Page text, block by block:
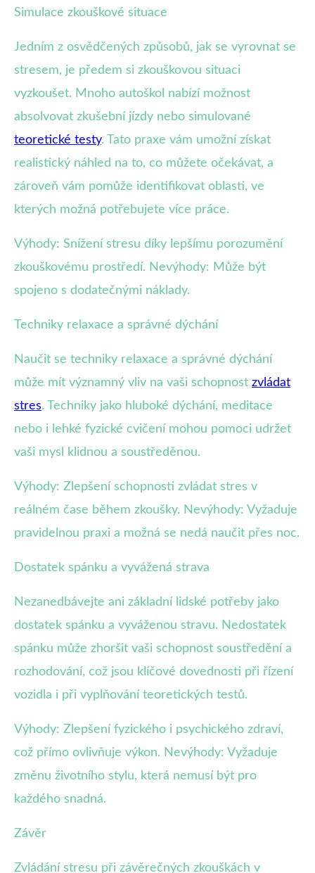
Simulace zkouškové situace
Jedním z osvědčených způsobů, jak se vyrovnat se
stresem, je předem si zkouškovou situaci
vyzkoušet. Mnoho autoškol nabízí možnost
absolvovat zkušební jízdy nebo simulované
teoretické testy. Tato praxe vám umožní získat
realistický náhled na to, co můžete očekávat, a
zároveň vám pomůže identifikovat oblasti, ve
kterých možná potřebujete více práce.
Výhody: Snížení stresu díky lepšímu porozumění
zkouškovému prostředí. Nevýhody: Může být
spojeno s dodatečnými náklady.
Techniky relaxace a správné dýchání
Naučit se techniky relaxace a správné dýchání
může mít významný vliv na vaši schopnost zvládat
stres. Techniky jako hluboké dýchání, meditace
nebo i lehké fyzické cvičení mohou pomoci udržet
vaši mysl klidnou a soustředěnou.
Výhody: Zlepšení schopnosti zvládat stres v
reálném čase během zkoušky. Nevýhody: Vyžaduje
pravidelnou praxi a možná se nedá naučit přes noc.
Dostatek spánku a vyvážená strava
Nezanedbávejte ani základní lidské potřeby jako
dostatek spánku a vyváženou stravu. Nedostatek
spánku může zhoršit vaši schopnost soustředění a
rozhodování, což jsou klíčové dovednosti při řízení
vozidla i při vyplňování teoretických testů.
Výhody: Zlepšení fyzického i psychického zdraví,
což přímo ovlivňuje výkon. Nevýhody: Vyžaduje
změnu životního stylu, která nemusí být pro
každého snadná.
Závěr
Zvládání stresu při závěrečných zkouškách v